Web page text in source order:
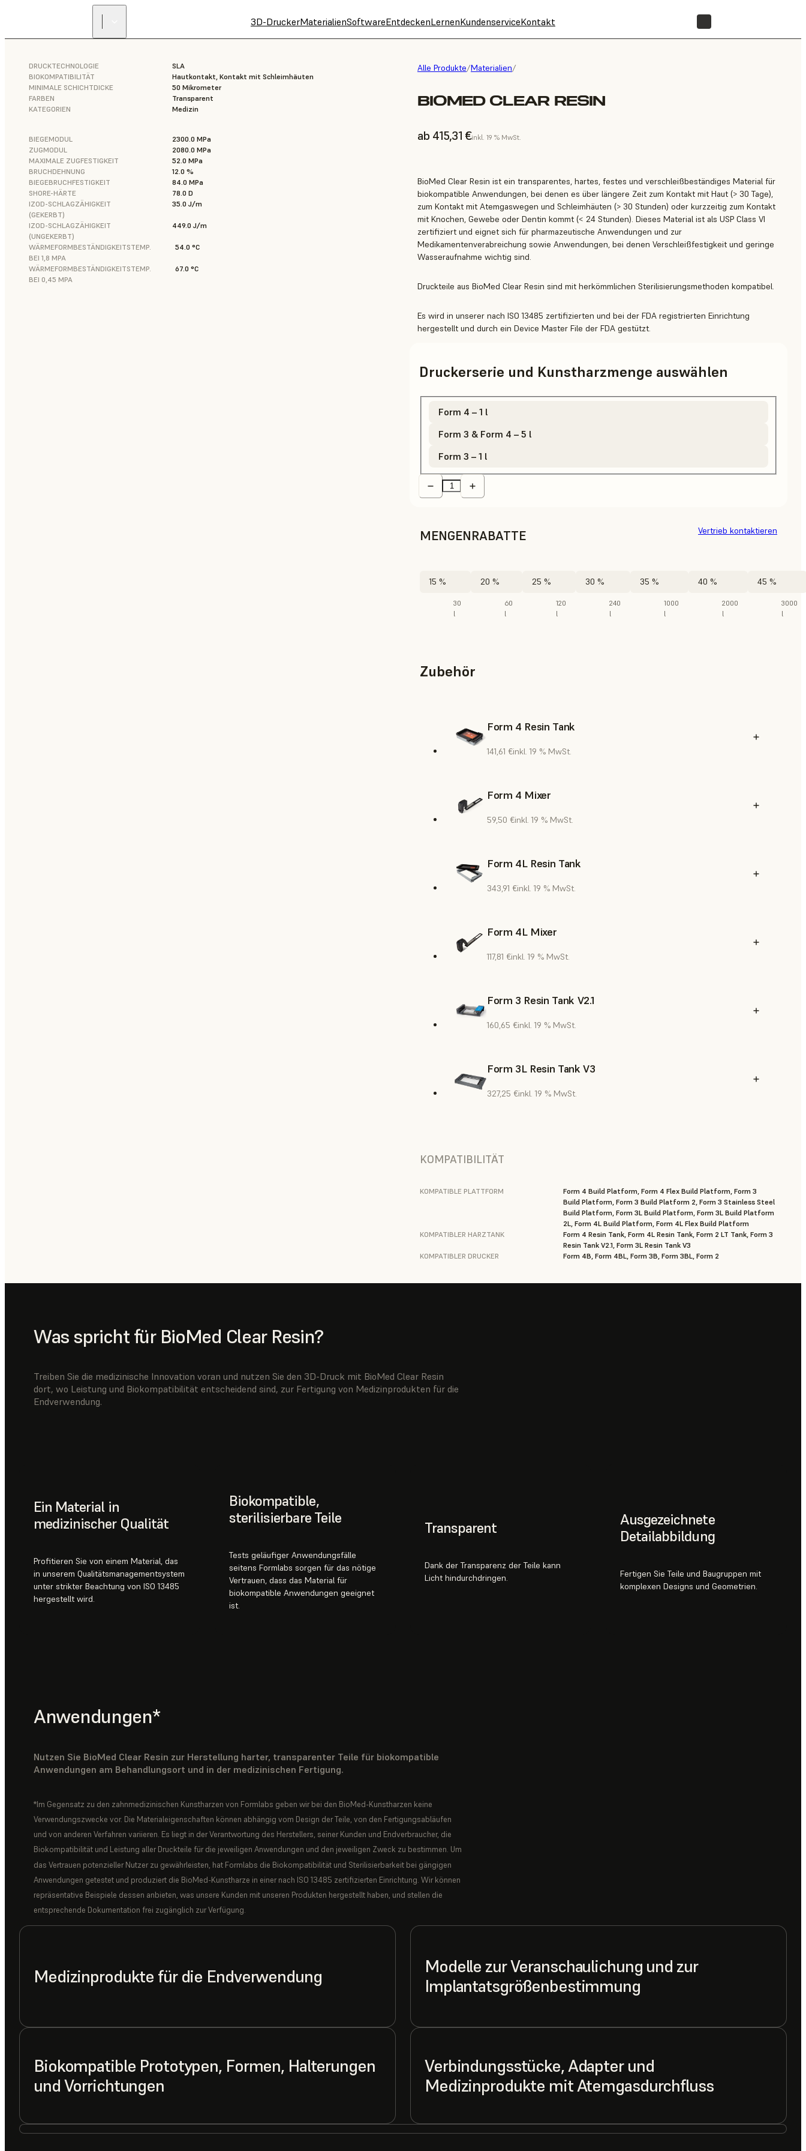
3D-DruckerMaterialienSoftwareEntdeckenLernenKundenserviceKontakt
Alle Produkte/Materialien/
BIOMED CLEAR RESIN
ab 415,31 €inkl. 19 % MwSt.
DRUCKTECHNOLOGIE
SLA
BIOKOMPATIBILITÄT
Hautkontakt, Kontakt mit Schleimhäuten
MINIMALE SCHICHTDICKE
50 Mikrometer
FARBEN
Transparent
KATEGORIEN
Medizin
BIEGEMODUL
2300.0 MPa
ZUGMODUL
2080.0 MPa
MAXIMALE ZUGFESTIGKEIT
52.0 MPa
BRUCHDEHNUNG
12.0 %
BIEGEBRUCHFESTIGKEIT
84.0 MPa
SHORE-HÄRTE
78.0 D
IZOD-SCHLAGZÄHIGKEIT
(GEKERBT)
35.0 J/m
IZOD-SCHLAGZÄHIGKEIT
(UNGEKERBT)
449.0 J/m
WÄRMEFORMBESTÄNDIGKEITSTEMP.
BEI 1,8 MPA
54.0 °C
WÄRMEFORMBESTÄNDIGKEITSTEMP.
BEI 0,45 MPA
67.0 °C
BioMed Clear Resin ist ein transparentes, hartes, festes und verschleißbeständiges Material für
biokompatible Anwendungen, bei denen es über längere Zeit zum Kontakt mit Haut (> 30 Tage),
zum Kontakt mit Atemgaswegen und Schleimhäuten (> 30 Stunden) oder kurzzeitig zum Kontakt
mit Knochen, Gewebe oder Dentin kommt (< 24 Stunden). Dieses Material ist als USP Class VI
zertifiziert und eignet sich für pharmazeutische Anwendungen und zur
Medikamentenverabreichung sowie Anwendungen, bei denen Verschleißfestigkeit und geringe
Wasseraufnahme wichtig sind.
Druckteile aus BioMed Clear Resin sind mit herkömmlichen Sterilisierungsmethoden kompatibel.
Es wird in unserer nach ISO 13485 zertifizierten und bei der FDA registrierten Einrichtung
hergestellt und durch ein Device Master File der FDA gestützt.
Druckerserie und Kunstharzmenge auswählen
Form 4 – 1 l
Form 3 & Form 4 – 5 l
Form 3 – 1 l
MENGENRABATTE
15 %
30
l
20 %
60
l
25 %
120
l
30 %
240
l
35 %
1000
l
40 %
2000
l
45 %
3000
l
Vertrieb kontaktieren
Zubehör
Form 4 Resin Tank
141,61 €inkl. 19 % MwSt.
Form 4 Mixer
59,50 €inkl. 19 % MwSt.
Form 4L Resin Tank
343,91 €inkl. 19 % MwSt.
Form 4L Mixer
117,81 €inkl. 19 % MwSt.
Form 3 Resin Tank V2.1
160,65 €inkl. 19 % MwSt.
Form 3L Resin Tank V3
327,25 €inkl. 19 % MwSt.
KOMPATIBILITÄT
KOMPATIBLE PLATTFORM
Form 4 Build Platform, Form 4 Flex Build Platform, Form 3
Build Platform, Form 3 Build Platform 2, Form 3 Stainless Steel
Build Platform, Form 3L Build Platform, Form 3L Build Platform
2L, Form 4L Build Platform, Form 4L Flex Build Platform
KOMPATIBLER HARZTANK
Form 4 Resin Tank, Form 4L Resin Tank, Form 2 LT Tank, Form 3
Resin Tank V2.1, Form 3L Resin Tank V3
KOMPATIBLER DRUCKER
Form 4B, Form 4BL, Form 3B, Form 3BL, Form 2
Was spricht für BioMed Clear Resin?
Treiben Sie die medizinische Innovation voran und nutzen Sie den 3D-Druck mit BioMed Clear Resin
dort, wo Leistung und Biokompatibilität entscheidend sind, zur Fertigung von Medizinprodukten für die
Endverwendung.
Ein Material in
medizinischer Qualität
Profitieren Sie von einem Material, das
in unserem Qualitätsmanagementsystem
unter strikter Beachtung von ISO 13485
hergestellt wird.
Biokompatible,
sterilisierbare Teile
Tests geläufiger Anwendungsfälle
seitens Formlabs sorgen für das nötige
Vertrauen, dass das Material für
biokompatible Anwendungen geeignet
ist.
Transparent
Dank der Transparenz der Teile kann
Licht hindurchdringen.
Ausgezeichnete
Detailabbildung
Fertigen Sie Teile und Baugruppen mit
komplexen Designs und Geometrien.
Anwendungen*
Nutzen Sie BioMed Clear Resin zur Herstellung harter, transparenter Teile für biokompatible
Anwendungen am Behandlungsort und in der medizinischen Fertigung.
*Im Gegensatz zu den zahnmedizinischen Kunstharzen von Formlabs geben wir bei den BioMed-Kunstharzen keine
Verwendungszwecke vor. Die Materialeigenschaften können abhängig vom Design der Teile, von den Fertigungsabläufen
und von anderen Verfahren variieren. Es liegt in der Verantwortung des Herstellers, seiner Kunden und Endverbraucher, die
Biokompatibilität und Leistung aller Druckteile für die jeweiligen Anwendungen und den jeweiligen Zweck zu bestimmen. Um
das Vertrauen potenzieller Nutzer zu gewährleisten, hat Formlabs die Biokompatibilität und Sterilisierbarkeit bei gängigen
Anwendungen getestet und produziert die BioMed-Kunstharze in einer nach ISO 13485 zertifizierten Einrichtung. Wir können
repräsentative Beispiele dessen anbieten, was unsere Kunden mit unseren Produkten hergestellt haben, und stellen die
entsprechende Dokumentation frei zugänglich zur Verfügung.
Medizinprodukte für die Endverwendung
Modelle zur Veranschaulichung und zur
Implantatsgrößenbestimmung
Biokompatible Prototypen, Formen, Halterungen
und Vorrichtungen
Verbindungsstücke, Adapter und
Medizinprodukte mit Atemgasdurchfluss